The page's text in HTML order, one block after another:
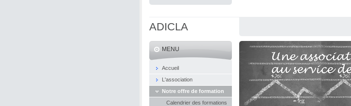
ADICLA
MENU
Accueil
L'association
Notre offre de formation
Calendrier des formations